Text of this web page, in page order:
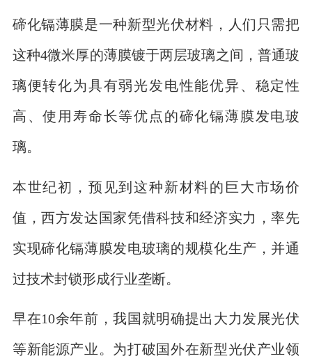
碲化镉薄膜是一种新型光伏材料，人们只需把
这种4微米厚的薄膜镀于两层玻璃之间，普通玻
璃便转化为具有弱光发电性能优异、稳定性
高、使用寿命长等优点的碲化镉薄膜发电玻
璃。
本世纪初，预见到这种新材料的巨大市场价
值，西方发达国家凭借科技和经济实力，率先
实现碲化镉薄膜发电玻璃的规模化生产，并通
过技术封锁形成行业垄断。
早在10余年前，我国就明确提出大力发展光伏
等新能源产业。为打破国外在新型光伏产业领